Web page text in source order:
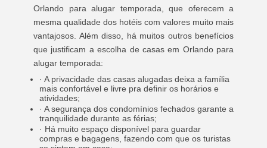
Orlando para alugar temporada, que oferecem a
mesma qualidade dos hotéis com valores muito mais
vantajosos. Além disso, há muitos outros benefícios
que justificam a escolha de casas em Orlando para
alugar temporada:
· A privacidade das casas alugadas deixa a família
mais confortável e livre pra definir os horários e
atividades;
· A segurança dos condomínios fechados garante a
tranquilidade durante as férias;
· Há muito espaço disponível para guardar
compras e bagagens, fazendo com que os turistas